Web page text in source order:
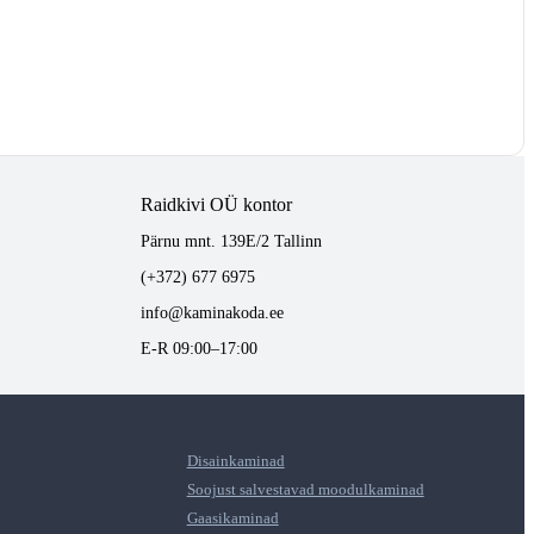
Raidkivi OÜ kontor
Pärnu mnt. 139E/2 Tallinn
(+372) 677 6975
info@kaminakoda.ee
E-R 09:00–17:00
Disainkaminad
Soojust salvestavad moodulkaminad
Gaasikaminad